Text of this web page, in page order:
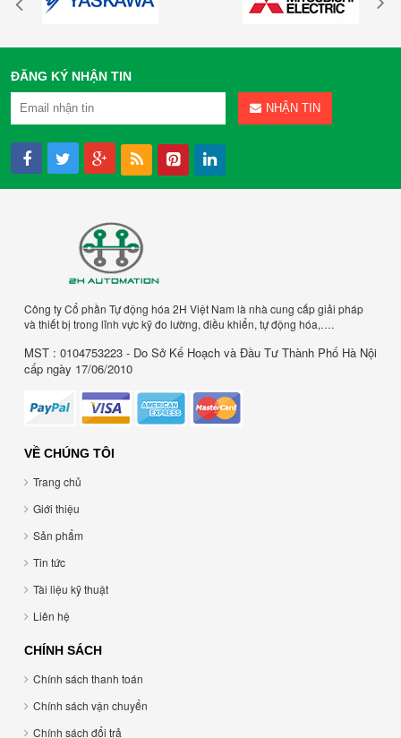
ĐĂNG KÝ NHẬN TIN
NHẬN TIN
Công ty Cổ phần Tự động hóa 2H Việt Nam là nhà cung cấp giải pháp
và thiết bị trong lĩnh vực kỹ đo lường, điều khiển, tự động hóa,….
MST : 0104753223 - Do Sở Kế Hoạch và Đầu Tư Thành Phố Hà Nội
cấp ngày 17/06/2010
VỀ CHÚNG TÔI
Trang chủ
Giới thiệu
Sản phẩm
Tin tức
Tài liệu kỹ thuật
Liên hệ
CHÍNH SÁCH
Chính sách thanh toán
Chính sách vận chuyển
Chính sách đổi trả